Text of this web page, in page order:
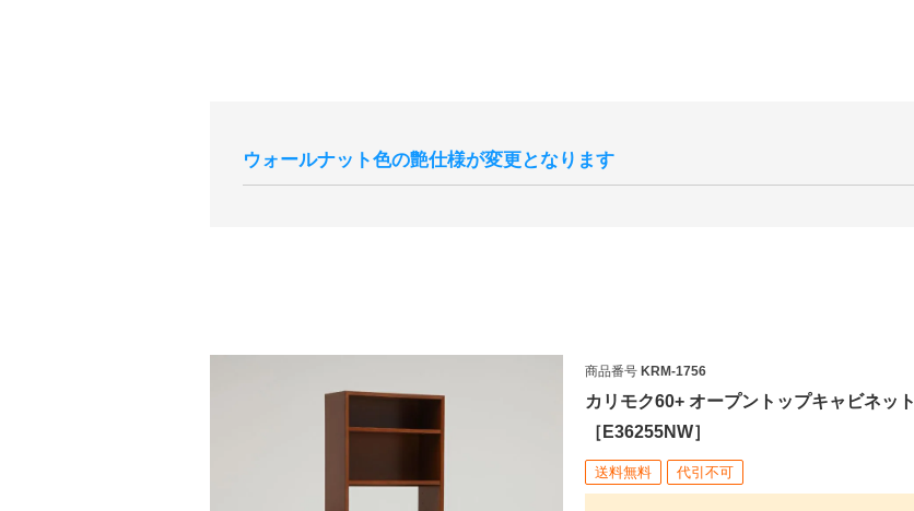
ウォールナット色の艶仕様が変更となります
商品番号 KRM-1756
カリモク60+ オープントップキャビネット
［E36255NW］
送料無料 代引不可